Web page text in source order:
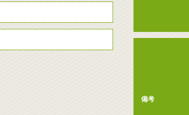
備考